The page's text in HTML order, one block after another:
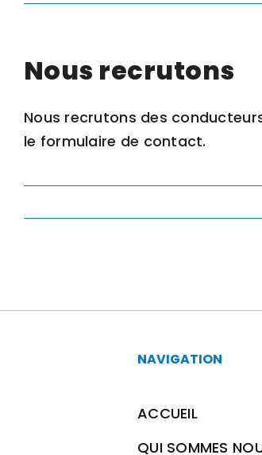
Nous recrutons
Nous recrutons des
le formulaire de contact.
NAVIGATION
ACCUEIL
QUI SOMMES